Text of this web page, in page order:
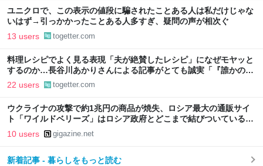
ユニクロで、この表示の値段に騙されたことある人は私だけじゃな
いはず→引っかかったことある人多すぎ、疑問の声が相次ぐ
13 users togetter.com
料理レシピでよく見る表現「夫が絶賛したレシピ」になぜモヤッと
するのか…長谷川あかりさんによる記事がとても誠実「『誰かのた
めに作ること』と『作らなければならないこと』は別」
22 users togetter.com
ウクライナの攻撃で約1兆円の商品が焼失、ロシア最大の通販サイ
ト「ワイルドベリーズ」はロシア政府とどこまで結びついているの
か？
10 users gigazine.net
新着記事 - 暮らしをもっと読む